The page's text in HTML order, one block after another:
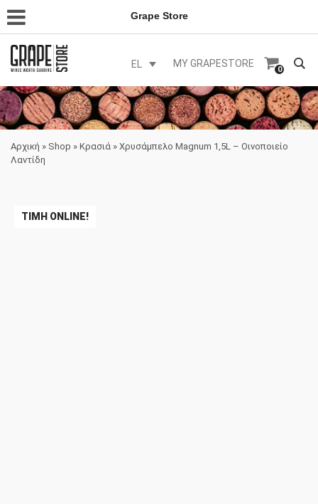
Grape Store
EL MY GRAPESTORE
0
Αρχική » Shop » Κρασιά » Χρυσάμπελο Magnum 1,5L – Οινοποιείο
Λαντίδη
ΤΙΜΉ ONLINE!